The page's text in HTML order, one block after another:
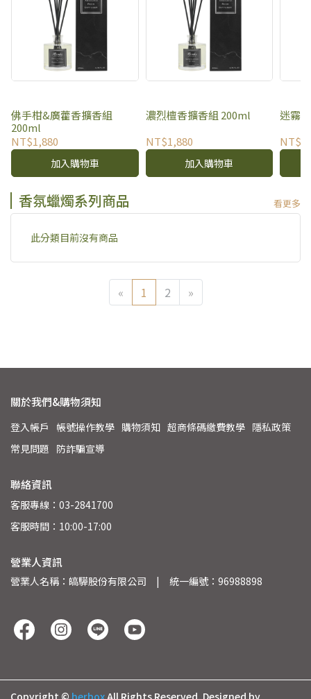
佛手柑&廣藿香擴香組
200ml
NT$1,880
加入購物車
濃烈檀香擴香組 200ml
NT$1,880
加入購物車
迷霧
香氛蠟燭系列商品 看更多
此分類目前沒有商品
« 1 2 »
關於我們&購物須知
登入帳戶 帳號操作教學 購物須知 超商條碼繳費教學 隱私政策
常見問題 防詐騙宣導
聯絡資訊
客服專線：03-2841700
客服時間：10:00-17:00
營業人資訊
營業人名稱：皜驊股份有限公司　|　統一編號：96988898